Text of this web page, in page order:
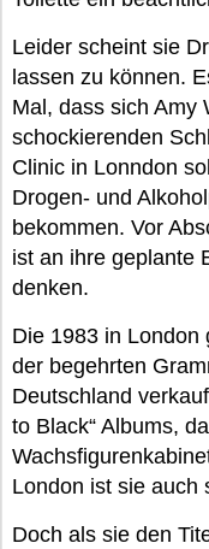
Leider scheint sie
lassen zu können.
Mal, dass sich Amy
schockierenden
Clinic in Lonndon
Drogen- und
bekommen. Vor
ist an ihre geplante
denken.
Die 1983 in London
der begehrten
Deutschland
to Black“ Albums,
London ist sie auch
Doch als sie den